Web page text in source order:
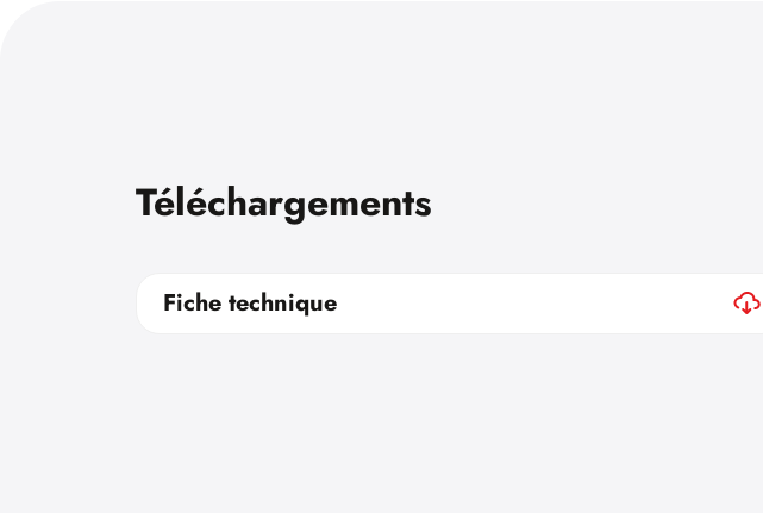
Téléchargements
Fiche technique